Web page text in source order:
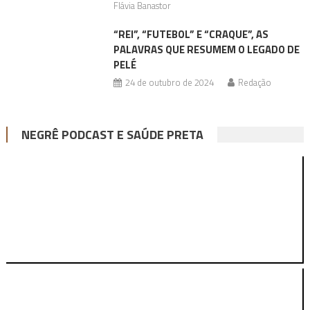
Flávia Banastor
“REI”, “FUTEBOL” E “CRAQUE”, AS
PALAVRAS QUE RESUMEM O LEGADO DE
PELÉ
24 de outubro de 2024 Redação
NEGRÊ PODCAST E SAÚDE PRETA